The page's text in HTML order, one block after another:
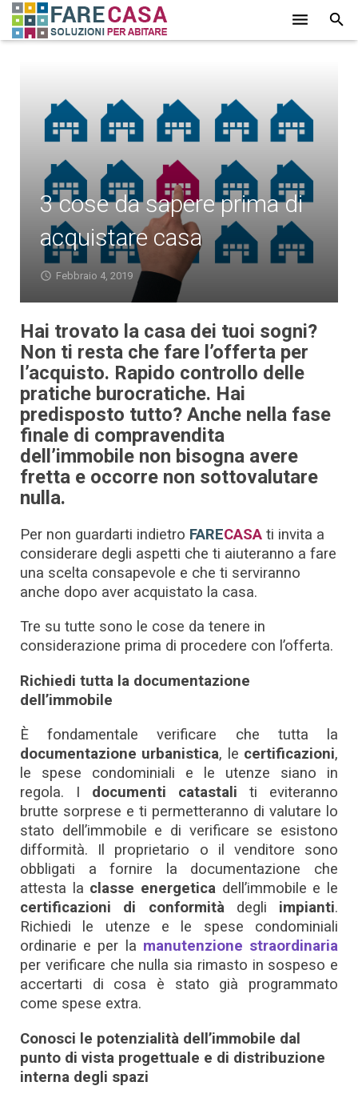
SERVIZI
LAVORI
PROMOZIONI
PARTNER
CONTATTI
3 cose da sapere prima di
acquistare casa
Febbraio 4, 2019
Hai trovato la casa dei tuoi sogni?
Non ti resta che fare l’offerta per
l’acquisto. Rapido controllo delle
pratiche burocratiche. Hai
predisposto tutto? Anche nella fase
finale di compravendita
dell’immobile non bisogna avere
fretta e occorre non sottovalutare
nulla.
Per non guardarti indietro FARECASA ti invita a
considerare degli aspetti che ti aiuteranno a fare
una scelta consapevole e che ti serviranno
anche dopo aver acquistato la casa.
Tre su tutte sono le cose da tenere in
considerazione prima di procedere con l’offerta.
Richiedi tutta la documentazione
dell’immobile
È fondamentale verificare che tutta la
documentazione urbanistica, le certificazioni,
le spese condominiali e le utenze siano in
regola. I documenti catastali ti eviteranno
brutte sorprese e ti permetteranno di valutare lo
stato dell’immobile e di verificare se esistono
difformità. Il proprietario o il venditore sono
obbligati a fornire la documentazione che
attesta la classe energetica dell’immobile e le
certificazioni di conformitàdegli impianti.
Richiedi le utenze e le spese condominiali
ordinarie e per la manutenzione straordinaria
per verificare che nulla sia rimasto in sospeso e
accertarti di cosa è stato già programmato
come spese extra.
Conosci le potenzialità dell’immobile dal
punto di vista progettuale e di distribuzione
interna degli spazi